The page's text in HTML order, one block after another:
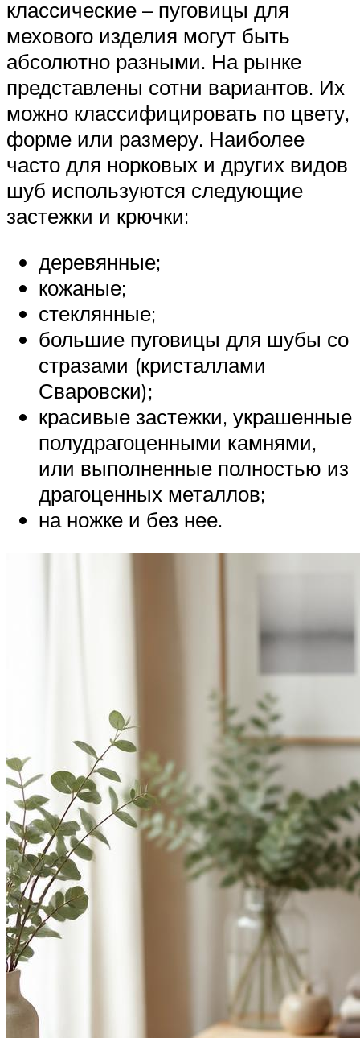
классические – пуговицы для
мехового изделия могут быть
абсолютно разными. На рынке
представлены сотни вариантов. Их
можно классифицировать по цвету,
форме или размеру. Наиболее
часто для норковых и других видов
шуб используются следующие
застежки и крючки:
деревянные;
кожаные;
стеклянные;
большие пуговицы для шубы со
стразами (кристаллами
Сваровски);
красивые застежки, украшенные
полудрагоценными камнями,
или выполненные полностью из
драгоценных металлов;
на ножке и без нее.